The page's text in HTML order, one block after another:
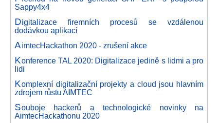
Sappy4x4
Digitalizace firemních procesů se vzdálenou
dodávkou aplikací
AimtecHackathon 2020 - zrušení akce
Konference TAL 2020: Digitalizace jedině s lidmi a pro
lidi
Komplexní digitalizační projekty a cloud jsou hlavním
zdrojem růstu AIMTEC
Souboje hackerů a technologické novinky na
AimtecHackathonu 2020